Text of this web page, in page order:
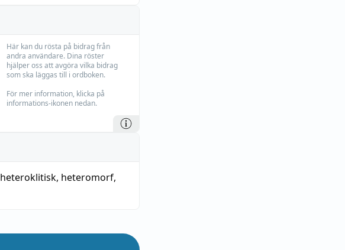
Här kan du rösta på bidrag från
andra användare. Dina röster
hjälper oss att avgöra vilka bidrag
som ska läggas till i ordboken.
För mer information, klicka på
informations-ikonen nedan.
heteroklitisk, heteromorf,